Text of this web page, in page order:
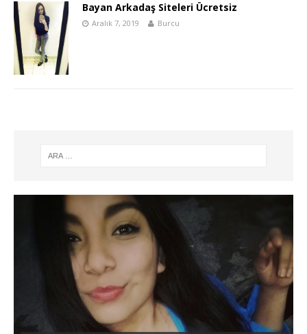
Bayan Arkadaş Siteleri Ücretsiz
Aralık 7, 2019 Burcu